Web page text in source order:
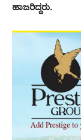
ಹಾಜರಿದ್ದರು.